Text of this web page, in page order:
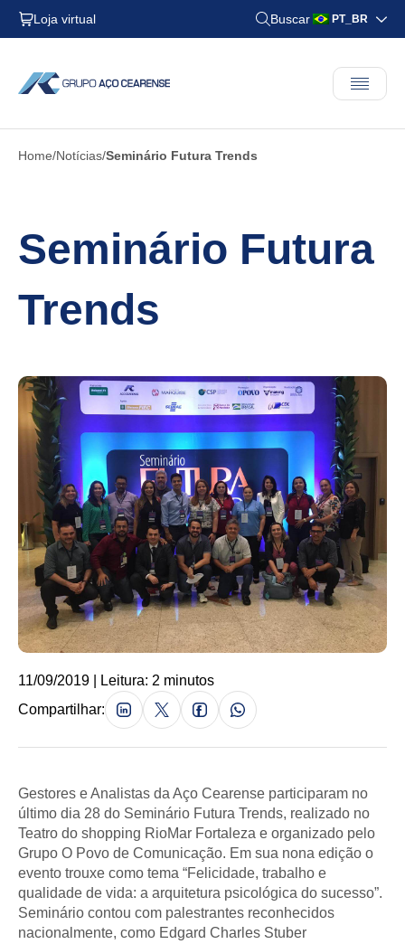
Loja virtual Buscar PT_BR
Home Notícias Seminário Futura Trends
Seminário Futura
Trends
11/09/2019 | Leitura: 2 minutos
Compartilhar:
Gestores e Analistas da Aço Cearense participaram no
último dia 28 do Seminário Futura Trends, realizado no
Teatro do shopping RioMar Fortaleza e organizado pelo
Grupo O Povo de Comunicação. Em sua nona edição o
evento trouxe como tema “Felicidade, trabalho e
qualidade de vida: a arquitetura psicológica do sucesso”.
Seminário contou com palestrantes reconhecidos
nacionalmente, como Edgard Charles Stuber